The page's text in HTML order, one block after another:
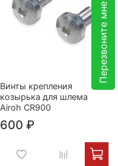
Перезвоните мне
Винты крепления
козырька для шлема
Airoh CR900
600 ₽